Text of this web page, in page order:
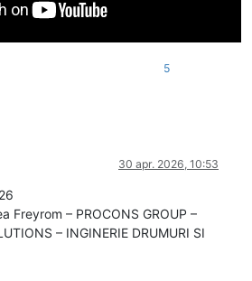
5
30 apr. 2026, 10:53
Freyrom – PROCONS GROUP –
– INGINERIE DRUMURI SI